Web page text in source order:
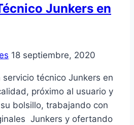
Junkers en
18 septiembre, 2020
servicio técnico Junkers en
próximo al usuario y
bolsillo, trabajando con
Junkers y ofertando